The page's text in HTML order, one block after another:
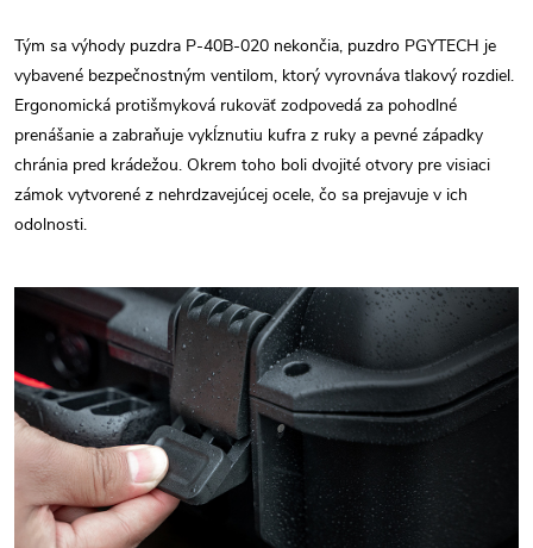
Tým sa výhody puzdra P-40B-020 nekončia, puzdro PGYTECH je
vybavené bezpečnostným ventilom, ktorý vyrovnáva tlakový rozdiel.
Ergonomická protišmyková rukoväť zodpovedá za pohodlné
prenášanie a zabraňuje vykĺznutiu kufra z ruky a pevné západky
chránia pred krádežou. Okrem toho boli dvojité otvory pre visiaci
zámok vytvorené z nehrdzavejúcej ocele, čo sa prejavuje v ich
odolnosti.